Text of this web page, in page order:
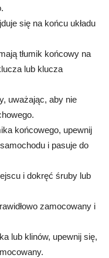
się na końcu układu
tłumik końcowy na
lub klucza
uważając, aby nie
końcowego, upewnij
i pasuje do
i dokręć śruby lub
zamocowany i
lub klinów, upewnij się,